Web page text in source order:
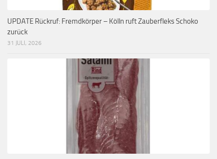
UPDATE Rückruf: Fremdkörper – Kölln ruft Zauberfleks Schoko
zurück
31 JULI, 2026